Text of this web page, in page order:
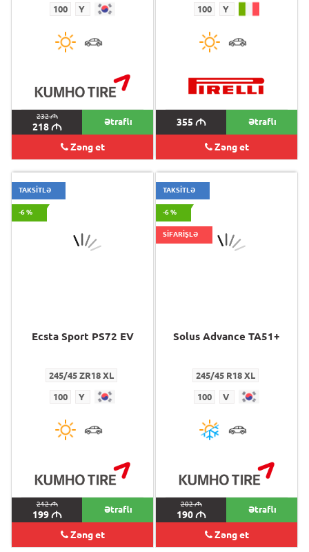
100 Y
232M
218M Ətraflı
Zəng et
100 Y
355 M Ətraflı
Zəng et
TAKSİTLƏ
-6 %
Ecsta Sport PS72 EV
245/45 ZR18 XL
100 Y
212M
199M Ətraflı
Zəng et
TAKSİTLƏ
-6 %
SİFARİŞLƏ
Solus Advance TA51+
245/45 R18 XL
100 V
202M
190M Ətraflı
Zəng et